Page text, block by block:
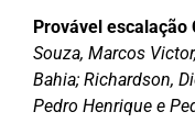
Provável escalação
Souza, Marcos
Bahia; Richardson,
Pedro Henrique e